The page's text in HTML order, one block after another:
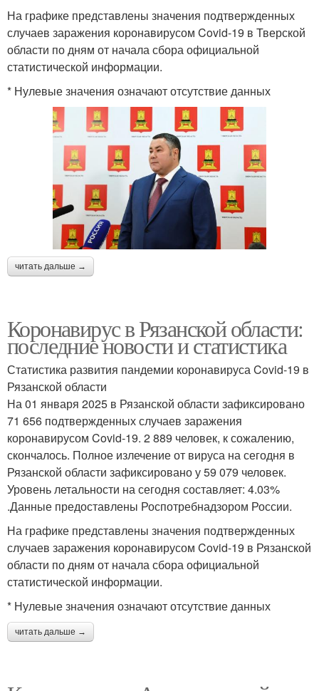
На графике представлены значения подтвержденных
случаев заражения коронавирусом Covid-19 в Тверской
области по дням от начала сбора официальной
статистической информации.
* Нулевые значения означают отсутствие данных
читать дальше →
Коронавирус в Рязанской области:
последние новости и статистика
Статистика развития пандемии коронавируса Covid-19 в
Рязанской области
На 01 января 2025 в Рязанской области зафиксировано
71 656 подтвержденных случаев заражения
коронавирусом Covid-19. 2 889 человек, к сожалению,
скончалось. Полное излечение от вируса на сегодня в
Рязанской области зафиксировано у 59 079 человек.
Уровень летальности на сегодня составляет: 4.03%
.Данные предоставлены Роспотребнадзором России.
На графике представлены значения подтвержденных
случаев заражения коронавирусом Covid-19 в Рязанской
области по дням от начала сбора официальной
статистической информации.
* Нулевые значения означают отсутствие данных
читать дальше →